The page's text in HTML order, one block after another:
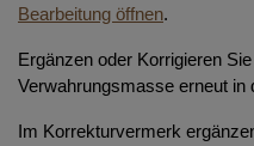
Bearbeitung öffnen.
Ergänzen oder Korrigieren
Verwahrungsmasse erneut in
Im Korrekturvermerk